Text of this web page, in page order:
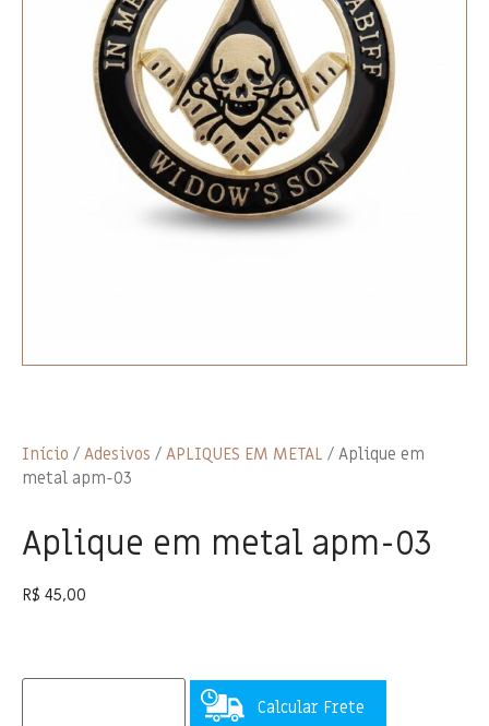
Início / Adesivos / APLIQUES EM METAL / Aplique em
metal apm-03
Aplique em metal apm-03
R$ 45,00
Calcular Frete